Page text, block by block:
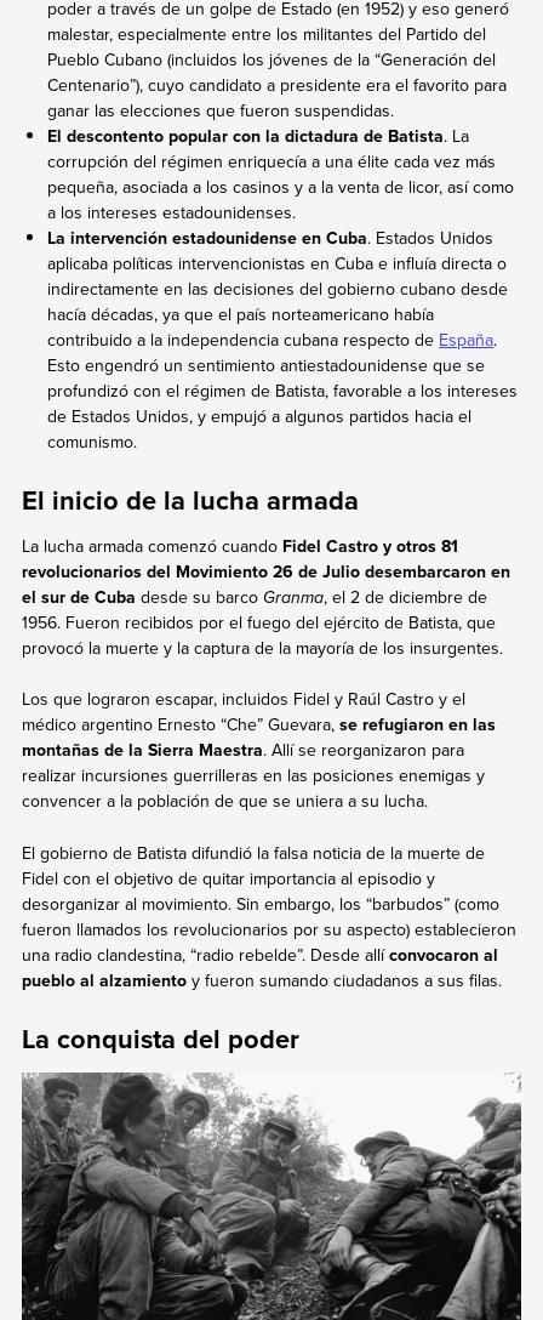
poder a través de un golpe de Estado (en 1952) y eso generó
malestar, especialmente entre los militantes del Partido del
Pueblo Cubano (incluidos los jóvenes de la “Generación del
Centenario”), cuyo candidato a presidente era el favorito para
ganar las elecciones que fueron suspendidas.
El descontento popular con la dictadura de Batista. La
corrupción del régimen enriquecía a una élite cada vez más
pequeña, asociada a los casinos y a la venta de licor, así como
a los intereses estadounidenses.
La intervención estadounidense en Cuba. Estados Unidos
aplicaba políticas intervencionistas en Cuba e influía directa o
indirectamente en las decisiones del gobierno cubano desde
hacía décadas, ya que el país norteamericano había
contribuido a la independencia cubana respecto de España.
Esto engendró un sentimiento antiestadounidense que se
profundizó con el régimen de Batista, favorable a los intereses
de Estados Unidos, y empujó a algunos partidos hacia el
comunismo.
El inicio de la lucha armada
La lucha armada comenzó cuandoFidel Castro y otros 81
revolucionarios del Movimiento 26 de Julio desembarcaron en
el sur de Cuba desde su barco Granma, el 2 de diciembre de
1956. Fueron recibidos por el fuego del ejército de Batista, que
provocó la muerte y la captura de la mayoría de los insurgentes.
Los que lograron escapar, incluidos Fidel y Raúl Castro y el
médico argentino Ernesto “Che” Guevara, se refugiaron en las
montañas de la Sierra Maestra. Allí se reorganizaron para
realizar incursiones guerrilleras en las posiciones enemigas y
convencer a la población de que se uniera a su lucha.
El gobierno de Batista difundió la falsa noticia de la muerte de
Fidel con el objetivo de quitar importancia al episodio y
desorganizar al movimiento. Sin embargo, los “barbudos” (como
fueron llamados los revolucionarios por su aspecto) establecieron
una radio clandestina, “radio rebelde”. Desde allíconvocaron al
pueblo al alzamientoy fueron sumando ciudadanos a sus filas.
La conquista del poder